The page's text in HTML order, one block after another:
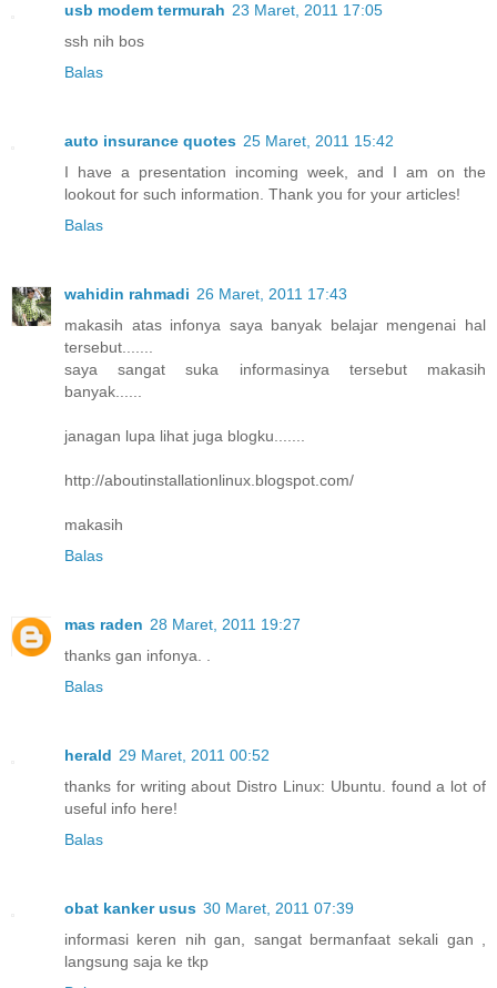
usb modem termurah 23 Maret, 2011 17:05
ssh nih bos
Balas
auto insurance quotes 25 Maret, 2011 15:42
I have a presentation incoming week, and I am on the
lookout for such information. Thank you for your articles!
Balas
wahidin rahmadi 26 Maret, 2011 17:43
makasih atas infonya saya banyak belajar mengenai hal
tersebut.......
saya sangat suka informasinya tersebut makasih
banyak......
janagan lupa lihat juga blogku.......
http://aboutinstallationlinux.blogspot.com/
makasih
Balas
mas raden 28 Maret, 2011 19:27
thanks gan infonya. .
Balas
herald 29 Maret, 2011 00:52
thanks for writing about Distro Linux: Ubuntu. found a lot of
useful info here!
Balas
obat kanker usus 30 Maret, 2011 07:39
informasi keren nih gan, sangat bermanfaat sekali gan ,
langsung saja ke tkp